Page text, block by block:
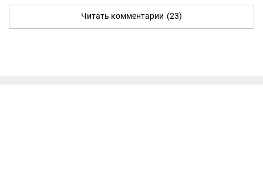
Читать комментарии (23)